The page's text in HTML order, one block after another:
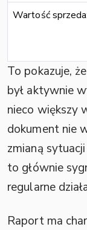
Wartość
To pokazuje,
był aktywnie
nieco większy
dokument nie
zmianą
to głównie
regularne
Raport ma